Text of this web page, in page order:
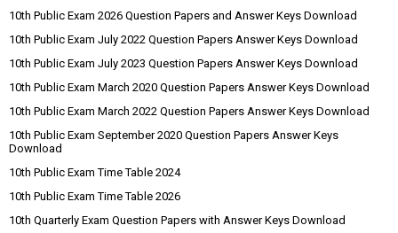
10th Public Exam 2026 Question Papers and Answer Keys Download
10th Public Exam July 2022 Question Papers Answer Keys Download
10th Public Exam July 2023 Question Papers Answer Keys Download
10th Public Exam March 2020 Question Papers Answer Keys Download
10th Public Exam March 2022 Question Papers Answer Keys Download
10th Public Exam September 2020 Question Papers Answer Keys
Download
10th Public Exam Time Table 2024
10th Public Exam Time Table 2026
10th Quarterly Exam Question Papers with Answer Keys Download